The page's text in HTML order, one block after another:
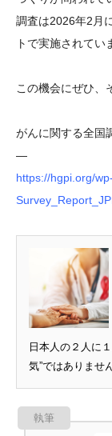
調査は2026年2月
トで実施されてい
この機会にぜひ、
がんに関する全国
―
https://hgpi.org/
日本人の２人に
気”ではありませ
執筆